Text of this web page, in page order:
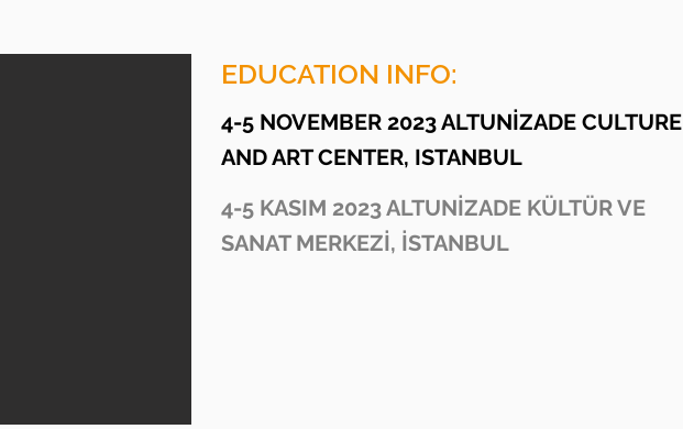
EDUCATION INFO:
4-5 NOVEMBER 2023 ALTUNİZADE CULTURE
AND ART CENTER, ISTANBUL
4-5 KASIM 2023 ALTUNİZADE KÜLTÜR VE
SANAT MERKEZİ, İSTANBUL